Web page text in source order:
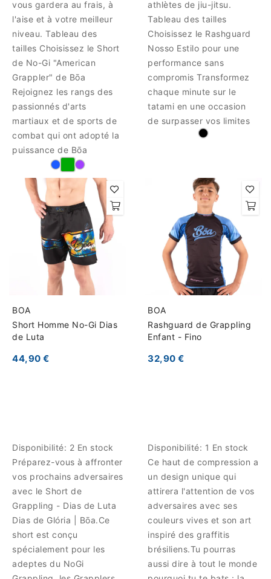
vous gardera au frais, à
l'aise et à votre meilleur
niveau. Tableau des
tailles Choisissez le Short
de No-Gi "American
Grappler" de Bōa
Rejoignez les rangs des
passionnés d'arts
martiaux et de sports de
combat qui ont adopté la
puissance de Bōa
athlètes de jiu-jitsu.
Tableau des tailles
Choisissez le Rashguard
Nosso Estilo pour une
performance sans
compromis Transformez
chaque minute sur le
tatami en une occasion
de surpasser vos limites
BOA
Short Homme No-Gi Dias
de Luta
44,90 €
Disponibilité: 2 En stock
Préparez-vous à affronter
vos prochains adversaires
avec le Short de
Grappling - Dias de Luta
Dias de Glória | Bōa.Ce
short est conçu
spécialement pour les
adeptes du NoGi
BOA
Rashguard de Grappling
Enfant - Fino
32,90 €
Disponibilité: 1 En stock
Ce haut de compression a
un design unique qui
attirera l'attention de vos
adversaires avec ses
couleurs vives et son art
inspiré des graffitis
brésiliens.Tu pourras
aussi dire à tout le monde